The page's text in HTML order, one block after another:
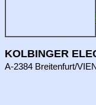
KOLBINGER
A-2384 Breitenfurt/